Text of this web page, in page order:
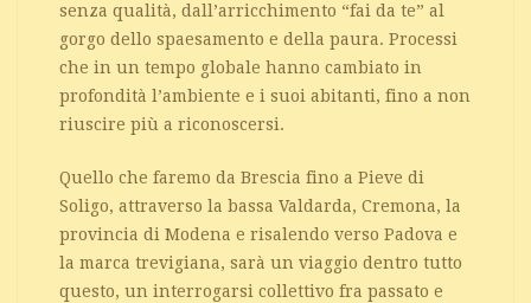
senza qualità, dall’arricchimento “fai da te” al
gorgo dello spaesamento e della paura. Processi
che in un tempo globale hanno cambiato in
profondità l’ambiente e i suoi abitanti, fino a non
riuscire più a riconoscersi.
Quello che faremo da Brescia fino a Pieve di
Soligo, attraverso la bassa Valdarda, Cremona, la
provincia di Modena e risalendo verso Padova e
la marca trevigiana, sarà un viaggio dentro tutto
questo, un interrogarsi collettivo fra passato e